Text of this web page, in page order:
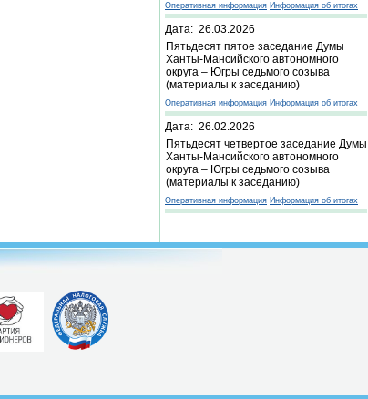
Оперативная информация Информация об итогах
Дата: 26.03.2026
Пятьдесят пятое заседание Думы
Ханты-Мансийского автономного
округа – Югры седьмого созыва
(материалы к заседанию)
Оперативная информация Информация об итогах
Дата: 26.02.2026
Пятьдесят четвертое заседание Думы
Ханты-Мансийского автономного
округа – Югры седьмого созыва
(материалы к заседанию)
Оперативная информация Информация об итогах